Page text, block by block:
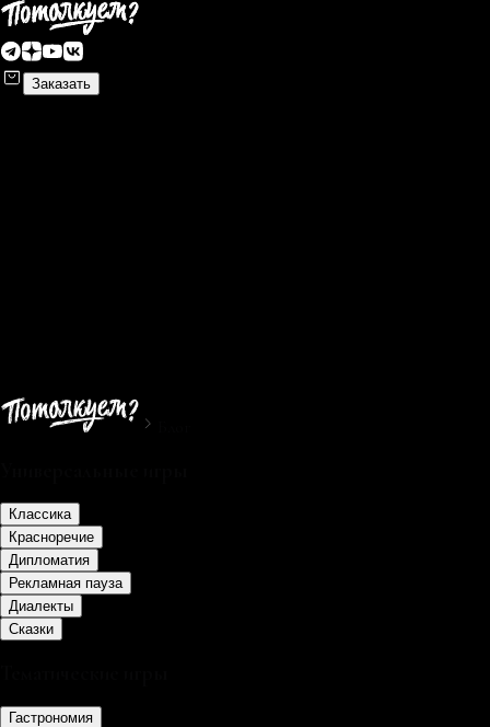
Заказать
Классика
Красноречие
Дипломатия
Рекламная пауза
Диалекты
Сказки
Гастрономия